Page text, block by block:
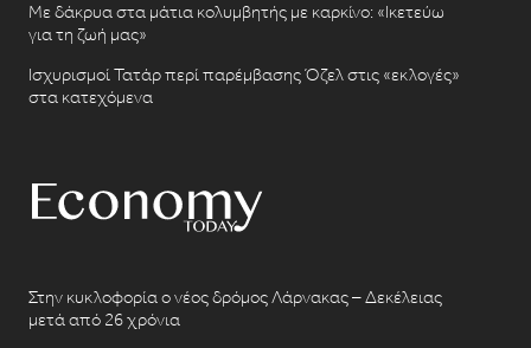
Με δάκρυα στα μάτια κολυμβητής με καρκίνο: «Ικετεύω
για τη ζωή μας»
Ισχυρισμοί Τατάρ περί παρέμβασης Όζελ στις «εκλογές»
στα κατεχόμενα
Στην κυκλοφορία ο νέος δρόμος Λάρνακας – Δεκέλειας
μετά από 26 χρόνια